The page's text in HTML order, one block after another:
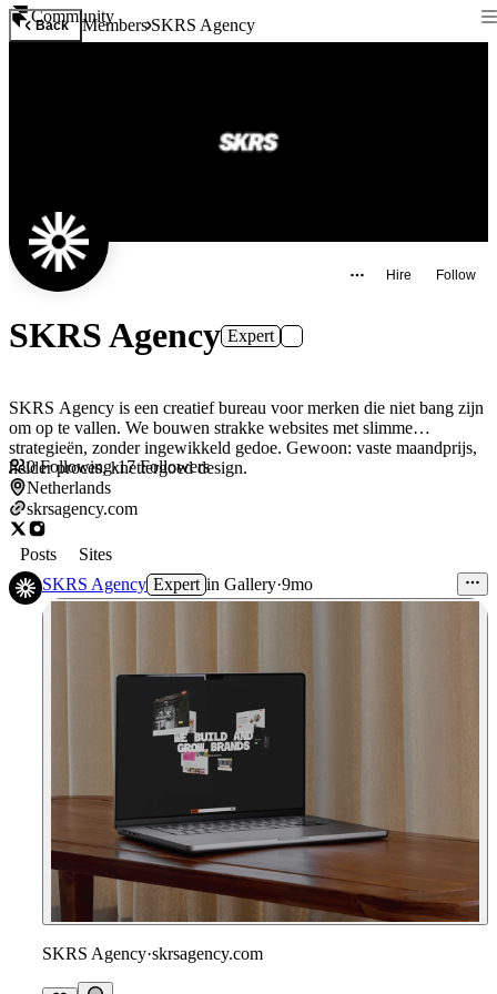
Community
Back MembersSKRS Agency
Hire Follow
SKRS Agency Expert
SKRS Agency is een creatief bureau voor merken die niet bang zijn
om op te vallen. We bouwen strakke websites met slimme
strategieën, zonder ingewikkeld gedoe. Gewoon: vaste maandprijs,
helder proces, knettergoed design.
0Following·17 Followers
Netherlands
skrsagency.com
Posts
Sites
SKRS Agency Expert in Gallery·9mo
SKRS Agency·skrsagency.com